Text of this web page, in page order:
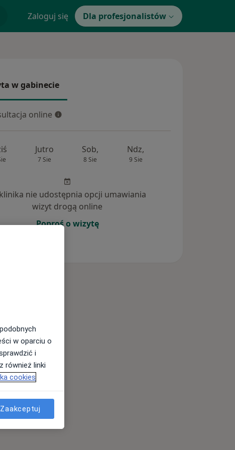
Zaloguj się Dla profesjonalistów
w gabinecie
w gabinecie
online
online
Jutro
7 Sie
Sob,
8 Sie
Ndz,
9 Sie
nie udostępnia opcji umawiania
wizyt drogą online
Poproś o wizytę
w oparciu o
i
również linki
cookies
Zaakceptuj